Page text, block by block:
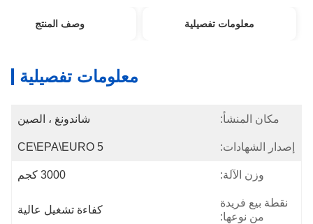
معلومات تفصيلية وصف المنتج
معلومات تفصيلية
مكان المنشأ: شاندونغ ، الصين
إصدار الشهادات: CE\EPA\EURO 5
وزن الآلة: 3000 كجم
نقطة بيع فريدة
من نوعها:
كفاءة تشغيل عالية